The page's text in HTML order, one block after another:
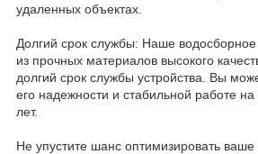
удаленных объектах.
Долгий срок службы: Наше водосборное
из прочных материалов высокого
долгий срок службы устройства. Вы
его надежности и стабильной работе
лет.
Не упустите шанс оптимизировать